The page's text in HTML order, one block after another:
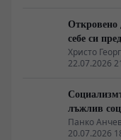
Откровено
себе си
Христо
22.07.2026
лъжлив
Панко Анчев
20.07.2026